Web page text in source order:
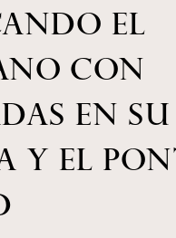
EL
CON
EN SU
Y EL